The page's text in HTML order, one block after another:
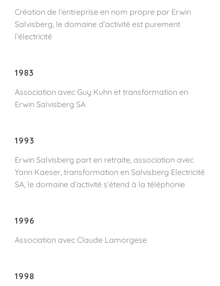
Création de l’entreprise en nom propre par Erwin
Salvisberg, le domaine d’activité est purement
l’électricité
1983
Association avec Guy Kuhn et transformation en
Erwin Salvisberg SA
1993
Erwin Salvisberg part en retraite, association avec
Yann Kaeser, transformation en Salvisberg Electricité
SA, le domaine d’activité s’étend à la téléphonie
1996
Association avec Claude Lamorgese
1998